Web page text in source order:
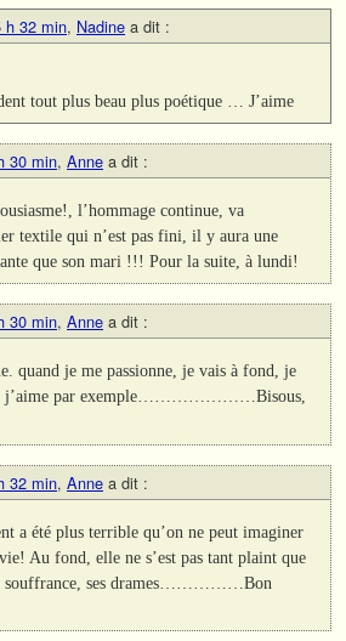
h 32 min, Nadine a dit :
tout plus beau plus poétique … J’aime
30 min, Anne a dit :
l’hommage continue, va
textile qui n’est pas fini, il y aura une
que son mari !!! Pour la suite, à lundi!
30 min, Anne a dit :
quand je me passionne, je vais à fond, je
j’aime par exemple…………………Bisous,
32 min, Anne a dit :
a été plus terrible qu’on ne peut imaginer
Au fond, elle ne s’est pas tant plaint que
souffrance, ses drames……………Bon